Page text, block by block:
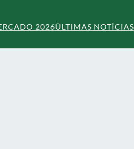
2026ÚLTIMAS NOTÍCIAS